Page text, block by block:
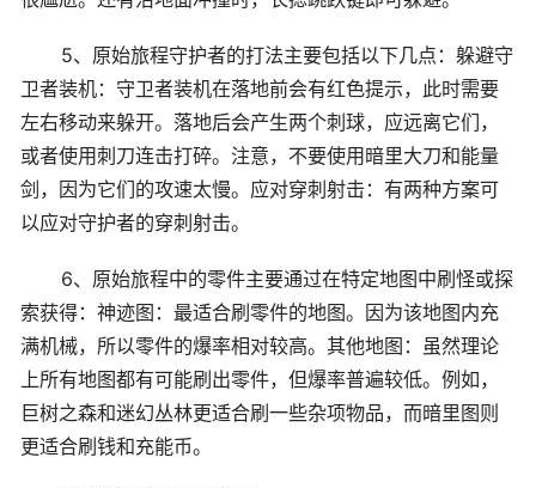
5、原始旅程守护者的打法主要包括以下几点：躲避守
卫者装机：守卫者装机在落地前会有红色提示，此时需要
左右移动来躲开。落地后会产生两个刺球，应远离它们，
或者使用刺刀连击打碎。注意，不要使用暗里大刀和能量
剑，因为它们的攻速太慢。应对穿刺射击：有两种方案可
以应对守护者的穿刺射击。
6、原始旅程中的零件主要通过在特定地图中刷怪或探
索获得：神迹图：最适合刷零件的地图。因为该地图内充
满机械，所以零件的爆率相对较高。其他地图：虽然理论
上所有地图都有可能刷出零件，但爆率普遍较低。例如，
巨树之森和迷幻丛林更适合刷一些杂项物品，而暗里图则
更适合刷钱和充能币。